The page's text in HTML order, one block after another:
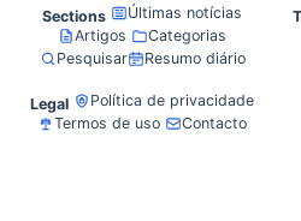
Sections
Últimas notícias
Artigos
Categorias
Pesquisar
Resumo diário
Legal
Política de privacidade
Termos de uso
Contacto